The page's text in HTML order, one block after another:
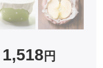
1,518 円